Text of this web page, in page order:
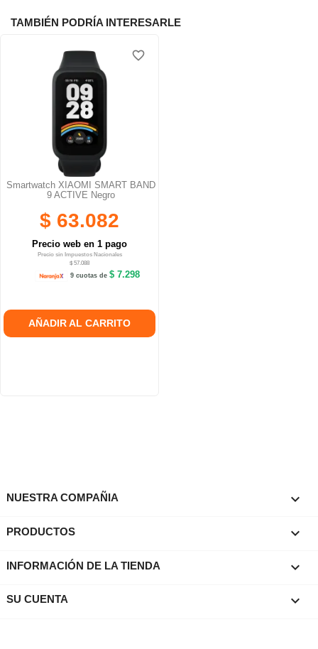
TAMBIÉN PODRÍA INTERESARLE
Smartwatch XIAOMI SMART BAND
9 ACTIVE Negro
$ 63.082
Precio web en 1 pago
Precio sin Impuestos Nacionales
$ 57.088
9 cuotas de $ 7.298
AÑADIR AL CARRITO
favorite_border
NUESTRA COMPAÑIA 
PRODUCTOS 
INFORMACIÓN DE LA TIENDA keyboard_arrow_down
SU CUENTA 